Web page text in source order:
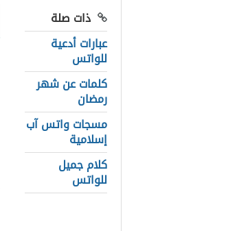
ذات صلة
عبارات أدعية
للواتس
كلمات عن شهر
رمضان
مسجات واتس آب
إسلامية
كلام جميل
للواتس